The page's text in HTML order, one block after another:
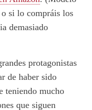
si lo compráis los
demasiado
protagonistas
de haber sido
teniendo mucho
que siguen